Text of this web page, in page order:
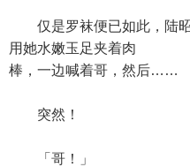
仅是罗袜便已如此，陆昭
用她水嫩玉足夹着肉
棒，一边喊着哥，然后……
突然！
「哥！」